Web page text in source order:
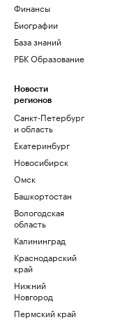
Финансы
Биографии
База знаний
РБК Образование
Новости
регионов
Санкт-Петербург
и область
Екатеринбург
Новосибирск
Омск
Башкортостан
Вологодская
область
Калининград
Краснодарский
край
Нижний
Новгород
Пермский край